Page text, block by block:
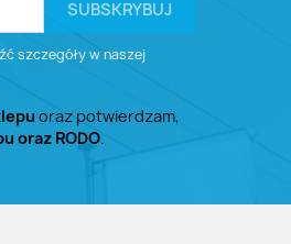
szczegóły w naszej
oraz potwierdzam,
oraz RODO.